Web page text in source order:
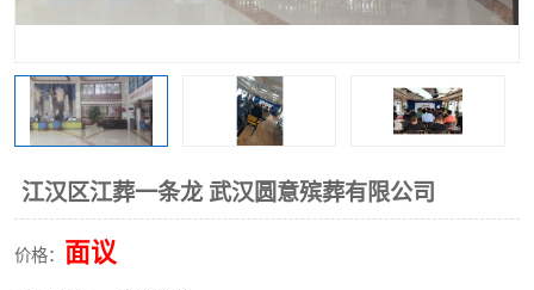
江汉区江葬一条龙 武汉圆意殡葬有限公司
价格： 面议